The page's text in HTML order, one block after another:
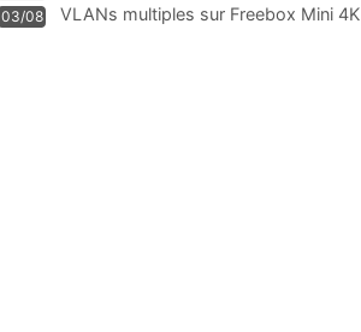
03/08 VLANs multiples sur Freebox Mini 4K